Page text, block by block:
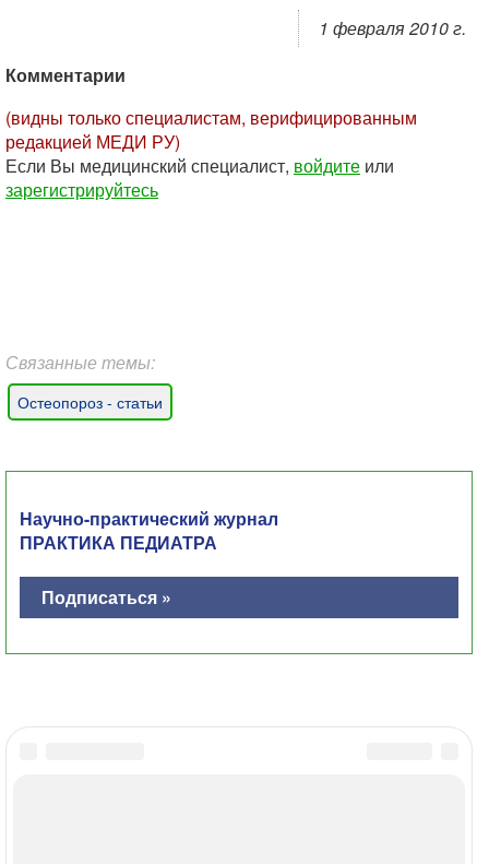
1 февраля 2010 г.
Комментарии
(видны только специалистам, верифицированным
редакцией МЕДИ РУ)
Если Вы медицинский специалист, войдите или
зарегистрируйтесь
Связанные темы:
Остеопороз - статьи
Научно-практический журнал
ПРАКТИКА ПЕДИАТРА
Подписаться »